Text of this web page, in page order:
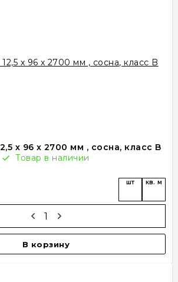
х 96 х 2700 мм , сосна, класс B
Товар в наличии
шт кв. м
В корзину